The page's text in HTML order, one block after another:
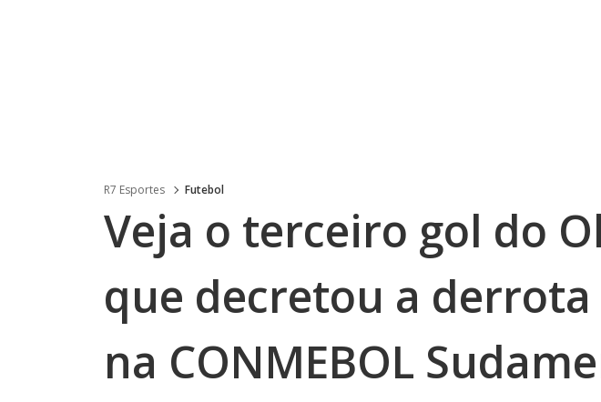
R7 Esportes Futebol
Veja o terceiro gol do
que decretou a derrota
na CONMEBOL